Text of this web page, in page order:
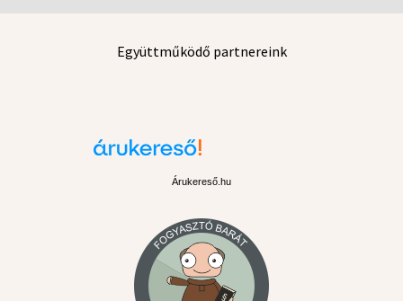
Együttműködő partnereink
Árukereső.hu